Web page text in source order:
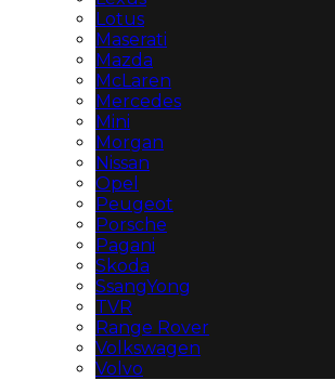
Lotus
Maserati
Mazda
McLaren
Mercedes
Mini
Morgan
Nissan
Opel
Peugeot
Porsche
Pagani
Skoda
SsangYong
TVR
Range Rover
Volkswagen
Volvo